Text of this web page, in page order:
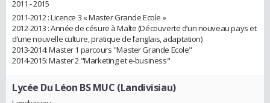
2011 - 2015
2011-2012 : Licence 3 « Master Grande Ecole »
2012-2013 : Année de césure à Malte (Découverte d’un nouveau pays et
d’une nouvelle culture, pratique de l’anglais, adaptation)
2013-2014: Master 1 parcours "Master Grande Ecole"
2014-2015: Master 2 "Marketing et e-business"
Lycée Du Léon BS MUC (Landivisiau)